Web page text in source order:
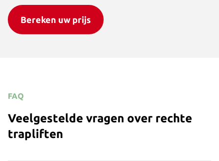
Bereken uw prijs
FAQ
Veelgestelde vragen over rechte
trapliften